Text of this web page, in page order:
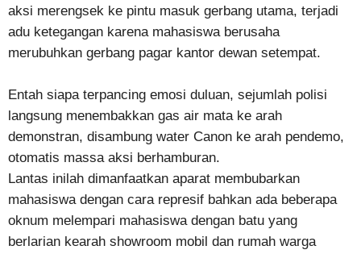
aksi merengsek ke pintu masuk gerbang utama, terjadi
adu ketegangan karena mahasiswa berusaha
merubuhkan gerbang pagar kantor dewan setempat.
Entah siapa terpancing emosi duluan, sejumlah polisi
langsung menembakkan gas air mata ke arah
demonstran, disambung water Canon ke arah pendemo,
otomatis massa aksi berhamburan.
Lantas inilah dimanfaatkan aparat membubarkan
mahasiswa dengan cara represif bahkan ada beberapa
oknum melempari mahasiswa dengan batu yang
berlarian kearah showroom mobil dan rumah warga